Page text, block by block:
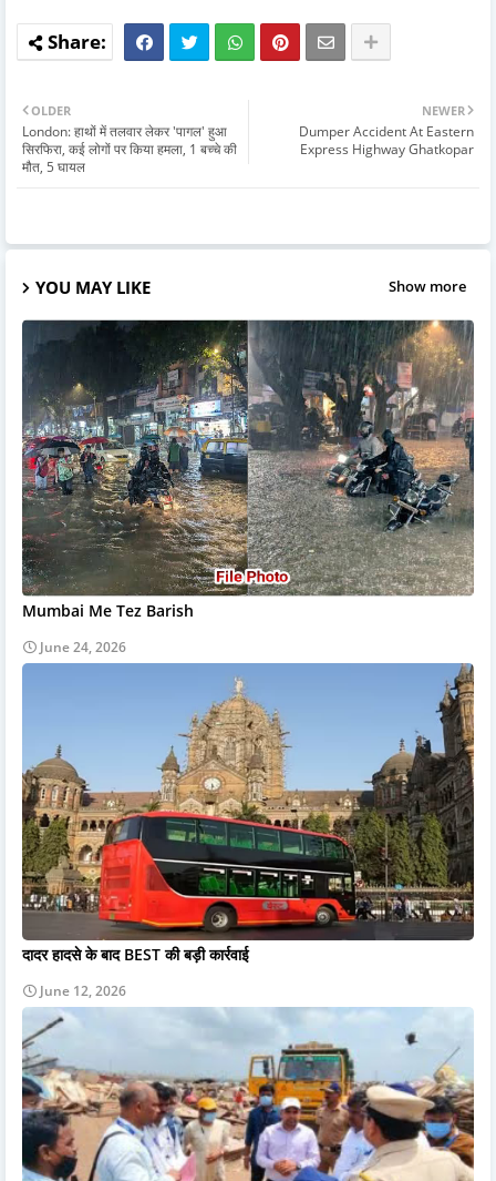
NEWER
Dumper Accident At Eastern
Express Highway Ghatkopar
OLDER
London: हाथों में तलवार लेकर 'पागल' हुआ
सिरफिरा, कई लोगों पर किया हमला, 1 बच्चे की
मौत, 5 घायल
YOU MAY LIKE Show more
Mumbai Me Tez Barish
June 24, 2026
दादर हादसे के बाद BEST की बड़ी कार्रवाई
June 12, 2026